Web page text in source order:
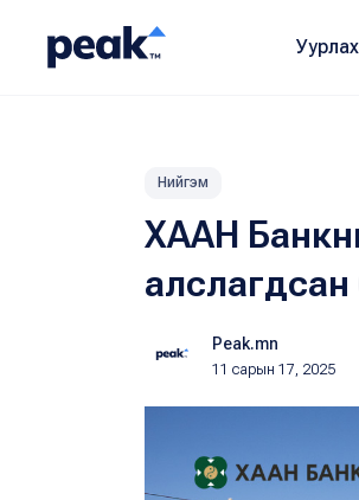
Нийгэм
ХААН
алслагдсан
Peak.mn
11 сарын 17, 2025